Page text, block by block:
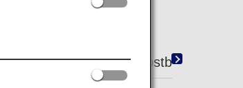
Verwenden der Selbstbedienungs-